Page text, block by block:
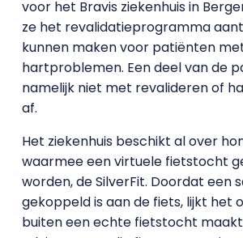
voor het Bravis ziekenhuis in
ze het revalidatieprogramma
kunnen maken voor patiënten
hartproblemen. Een deel van de
namelijk niet met revalideren of
af.
Het ziekenhuis beschikt al over
waarmee een virtuele fietstocht
worden, de SilverFit. Doordat een
gekoppeld is aan de fiets, lijkt het
buiten een echte fietstocht